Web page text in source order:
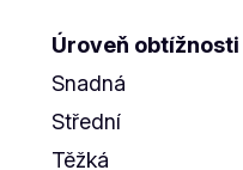
Úroveň obtížnosti
Snadná
Střední
Těžká